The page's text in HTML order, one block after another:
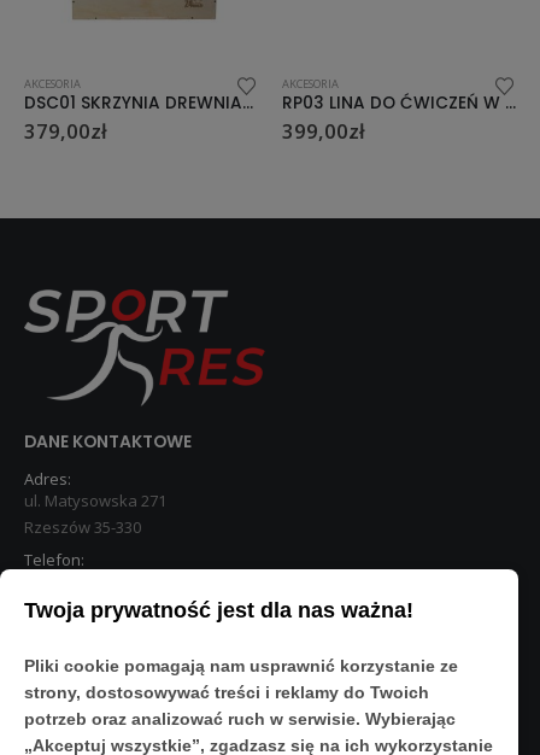
AKCESORIA
DSC01 SKRZYNIA DREWNIANA HMS
379,00zł
AKCESORIA
RP03 LINA DO ĆWICZEŃ W OSŁONIE HMS
399,00zł
DANE KONTAKTOWE
Adres:
ul. Matysowska 271
Rzeszów 35-330
Telefon:
STREFA KLIENTA
Moje konto
O Nas
Polityka prywatności
Twoja prywatność jest dla nas ważna!
Pliki cookie pomagają nam usprawnić korzystanie ze
strony, dostosowywać treści i reklamy do Twoich
potrzeb oraz analizować ruch w serwisie. Wybierając
„Akceptuj wszystkie”, zgadzasz się na ich wykorzystanie